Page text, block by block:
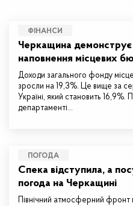
ФІНАНСИ
Черкащина демонструє
наповнення місцевих
Доходи загального фонду
зросли на 19,3%. Це вище за
Україні, який становить
департаменті…
ПОГОДА
Спека відступила, а
погода на Черкащині
Північний атмосферний